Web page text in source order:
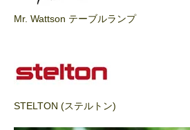
Mr. Wattson テーブルランプ
STELTON (ステルトン)